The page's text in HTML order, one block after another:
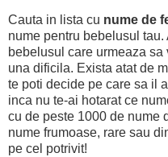
Cauta in lista cu nume de
nume pentru bebelusul
bebelusul care urmeaza
una dificila. Exista atat de
te poti decide pe care sa il
inca nu te-ai hotarat ce
cu de peste 1000 de nume
nume frumoase, rare sau
pe cel potrivit!